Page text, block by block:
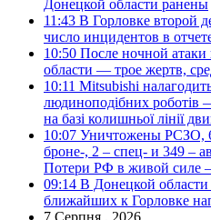
Донецкой области ранены
11:43 В Горловке второй
число инцидентов в
10:50 После ночной
области — трое жертв,
10:11 Mitsubishi
людиноподібних роботів
на базі колишньої лінії
10:07 Уничтожены РСЗО,
броне-, 2 – спец- и 349 –
Потери РФ в живой силе
09:14 В Донецкой области
ближайших к Горловке
7 Серпня , 2026